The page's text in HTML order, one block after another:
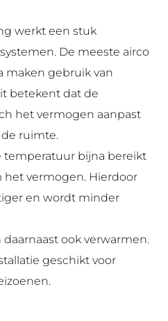
werkt een stuk
De meeste airco
maken gebruik van
betekent dat de
het vermogen aanpast
ruimte.
temperatuur bijna bereikt
het vermogen. Hierdoor
en wordt minder
ook verwarmen.
geschikt voor